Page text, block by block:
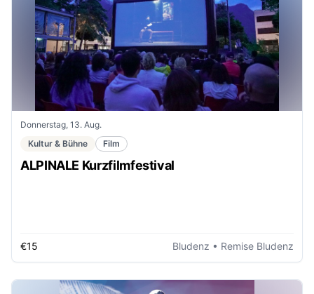
Donnerstag, 13. Aug.
Kultur & Bühne
Film
ALPINALE Kurzfilmfestival
€15 Bludenz • Remise Bludenz